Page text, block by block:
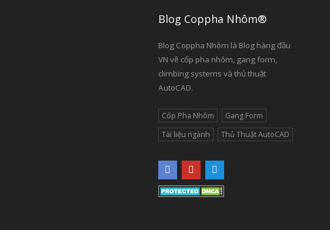
Blog Coppha Nhôm®
Blog Coppha Nhôm là Blog hàng đầu
VN về cốp pha nhôm, gang form,
climbing systems và thủ thuật
AutoCAD.
Cốp Pha Nhôm
Gang Form
Tài liệu ngành
Thủ Thuật AutoCAD